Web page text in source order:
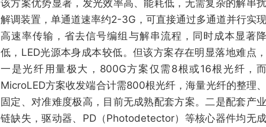
该方案优势显著，发光效率高、能耗低，无需复杂的解串扰
解调装置，单通道速率约2-3G，可直接通过多通道并行实现
高速率传输，省去信号编组与解串流程，同时成本显著降
低，LED光源本身成本较低。但该方案存在明显落地难点，
一是光纤用量极大，800G方案仅需8根或16根光纤，而
MicroLED方案收发端合计需800根光纤，海量光纤的整理、
固定、对准难度极高，目前无成熟配套方案。二是配套产业
链缺失，驱动器、PD（Photodetector）等核心器件均无成